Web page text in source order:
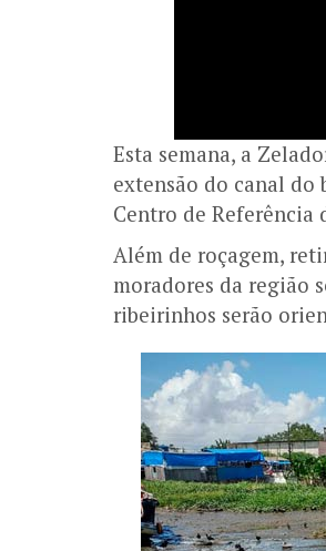
Esta semana, a
extensão do canal
Centro de Referência
Além de roçagem,
moradores da região
ribeirinhos serão